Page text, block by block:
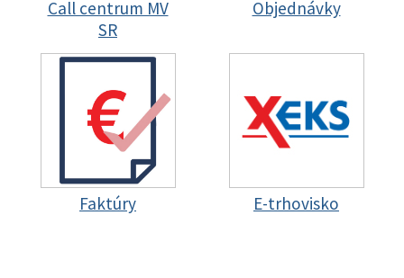
Call centrum MV
SR
Objednávky
Faktúry E-trhovisko